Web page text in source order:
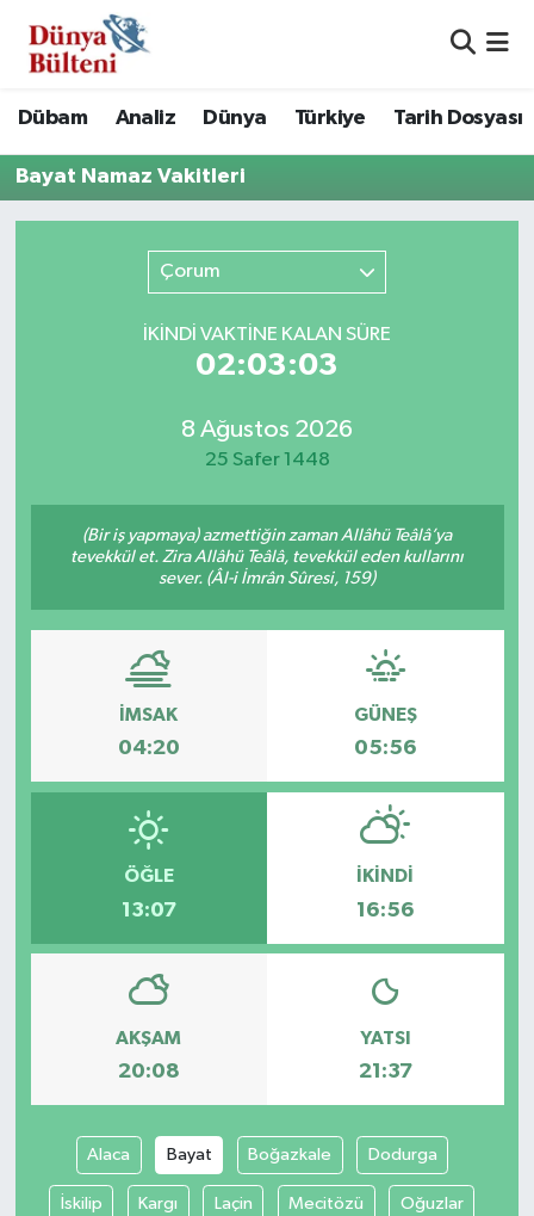
Dübam Analiz Dünya Türkiye Tarih Dosyası
Bayat Namaz Vakitleri
Çorum
İKINDI VAKTİNE KALAN SÜRE
02:03:03
8 Ağustos 2026
25 Safer 1448
(Bir iş yapmaya) azmettiğin zaman Allâhü Teâlâ’ya
tevekkül et. Zira Allâhü Teâlâ, tevekkül eden kullarını
sever. (Âl-i İmrân Sûresi, 159)
İMSAK
04:20
GÜNEŞ
05:56
ÖĞLE
13:07
İKINDI
16:56
AKŞAM
20:08
YATSI
21:37
Alaca Bayat Boğazkale Dodurga
İskilip Kargı Laçin Mecitözü Oğuzlar
Hava Durumu
Trafik Durumu
Süper Lig Puan Durumu ve Fikstür
Son Dakika Haberleri